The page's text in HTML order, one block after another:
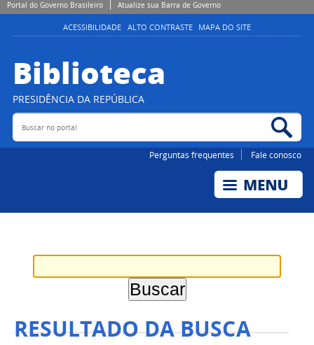
Portal do Governo Brasileiro Atualize sua Barra de Governo
ACESSIBILIDADE ALTO CONTRASTE MAPA DO SITE
Biblioteca
PRESIDÊNCIA DA REPÚBLICA
Buscar no portal
Perguntas frequentes Fale conosco
RESULTADO DA BUSCA